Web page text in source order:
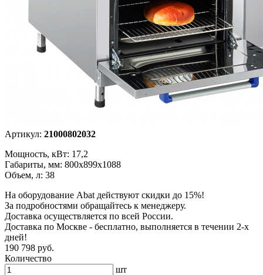
Артикул: 21000802032
Мощность, кВт: 17,2
Габариты, мм: 800х899х1088
Объем, л: 38
На оборудование Abat действуют скидки до 15%!
За подробностями обращайтесь к менеджеру.
Доставка осуществляется по всей России.
Доставка по Москве - бесплатно, выполняется в течении 2-х
дней!
190 798 руб.
Количество
шт